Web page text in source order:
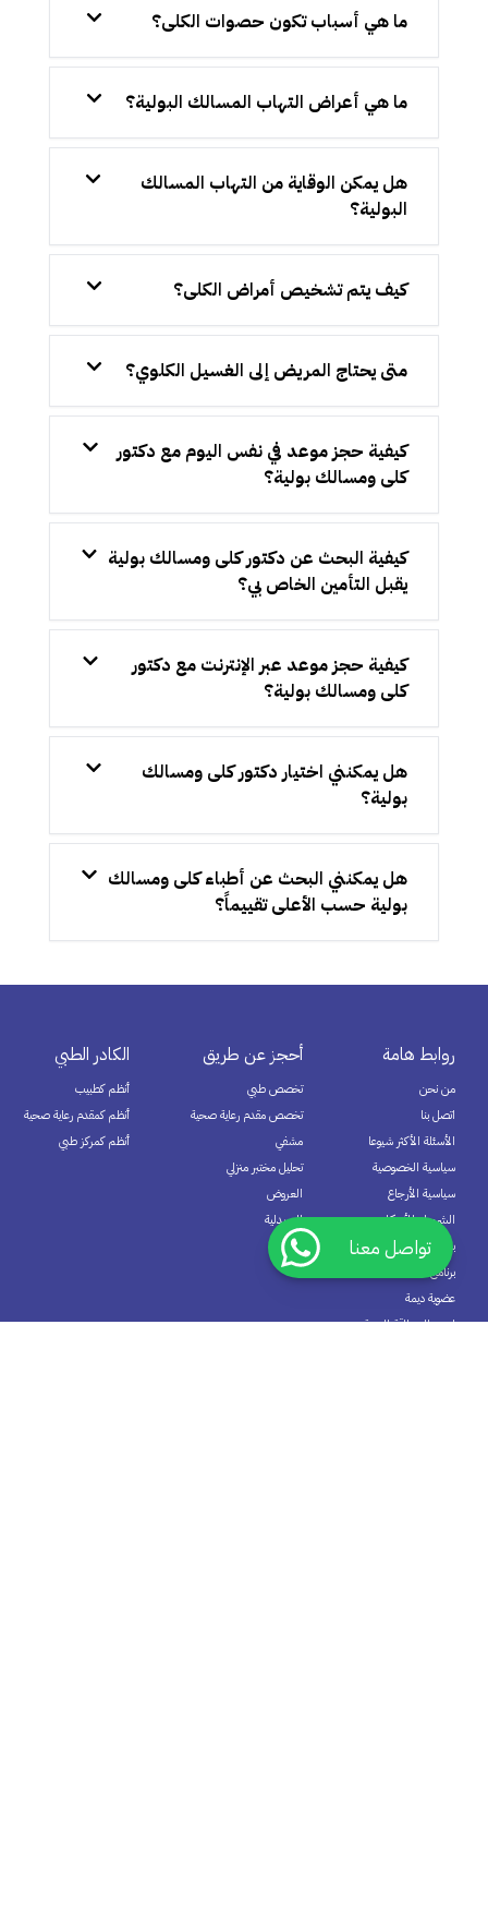
ما هي أسباب تكون حصوات الكلى؟
ما هي أعراض التهاب المسالك البولية؟
هل يمكن الوقاية من التهاب المسالك
البولية؟
كيف يتم تشخيص أمراض الكلى؟
متى يحتاج المريض إلى الغسيل الكلوي؟
كيفية حجز موعد في نفس اليوم مع دكتور
كلى ومسالك بولية؟
كيفية البحث عن دكتور كلى ومسالك بولية
يقبل التأمين الخاص بي؟
كيفية حجز موعد عبر الإنترنت مع دكتور
كلى ومسالك بولية؟
هل يمكنني اختيار دكتور كلى ومسالك
بولية؟
هل يمكنني البحث عن أطباء كلى ومسالك
بولية حسب الأعلى تقييماً؟
روابط هامة
من نحن
اتصل بنا
الأسئلة الأكثر شيوعا
سياسية الخصوصية
سياسية الأرجاع
الشروط والأحكام
برنامج الأنتساب
برنامج المكافآت
عضوية ديمة
استبدال بطاقة الهدية
أحجز عن طريق
تخصص طبي
تخصص مقدم رعاية صحية
مشفي
تحليل مختبر منزلي
العروض
الصيدلية
الكادر الطبي
أنظم كطبيب
أنظم كمقدم رعاية صحية
أنظم كمركز طبي
تواصل معنا